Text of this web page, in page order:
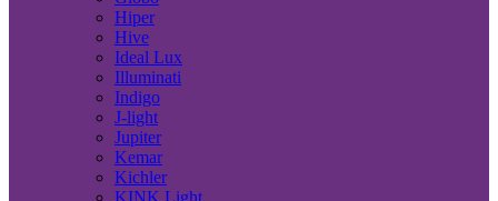
Hiper
Hive
Ideal Lux
Illuminati
Indigo
J-light
Jupiter
Kemar
Kichler
KINK Light